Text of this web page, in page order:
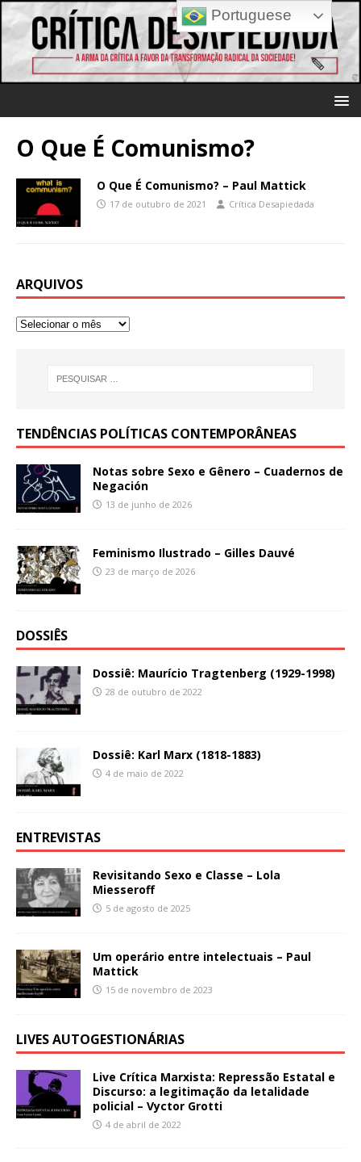
O Que É Comunismo?
O Que É Comunismo? – Paul Mattick
17 de outubro de 2021 Crítica Desapiedada
ARQUIVOS
TENDÊNCIAS POLÍTICAS CONTEMPORÂNEAS
Notas sobre Sexo e Gênero – Cuadernos de
Negación
13 de junho de 2026
Feminismo Ilustrado – Gilles Dauvé
23 de março de 2026
DOSSIÊS
Dossiê: Maurício Tragtenberg (1929-1998)
28 de outubro de 2022
Dossiê: Karl Marx (1818-1883)
4 de maio de 2022
ENTREVISTAS
Revisitando Sexo e Classe – Lola
Miesseroff
5 de agosto de 2025
Um operário entre intelectuais – Paul
Mattick
15 de novembro de 2023
LIVES AUTOGESTIONÁRIAS
Live Crítica Marxista: Repressão Estatal e
Discurso: a legitimação da letalidade
policial – Vyctor Grotti
4 de abril de 2022
Portuguese